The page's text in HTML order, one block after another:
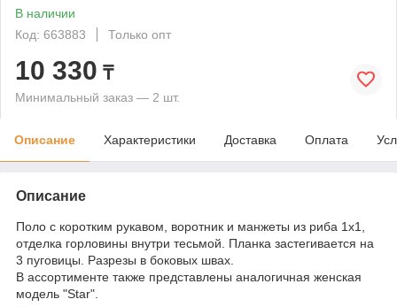
В наличии
Код: 663883
Только опт
10 330 ₸
Минимальный заказ — 2 шт.
Описание Характеристики Доставка Оплата
Описание
Поло с коротким рукавом, воротник и манжеты из риба 1х1,
отделка горловины внутри тесьмой. Планка застегивается на
3 пуговицы. Разрезы в боковых швах.
В ассортименте также представлены аналогичная женская
модель "Star".